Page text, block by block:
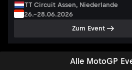
Alle MotoGP
TT Circuit Assen, Niederlande
26.–28.06.2026
Zum Event